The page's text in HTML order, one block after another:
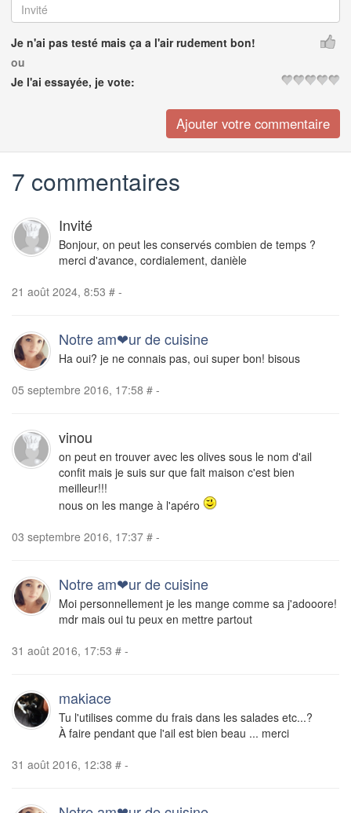
Je n'ai pas testé mais ça a l'air rudement bon!
ou
Je l'ai essayée, je vote:
7 commentaires
Invité
Bonjour, on peut les conservés combien de temps ?
merci d'avance, cordialement, danièle
21 août 2024, 8:53 # -
Notre am❤ur de cuisine
Ha oui? je ne connais pas, oui super bon! bisous
05 septembre 2016, 17:58 # -
vinou
on peut en trouver avec les olives sous le nom d'ail
confit mais je suis sur que fait maison c'est bien
meilleur!!!
nous on les mange à l'apéro
03 septembre 2016, 17:37 # -
Notre am❤ur de cuisine
Moi personnellement je les mange comme sa j'adooore!
mdr mais oui tu peux en mettre partout
31 août 2016, 17:53 # -
makiace
Tu l'utilises comme du frais dans les salades etc...?
À faire pendant que l'ail est bien beau ... merci
31 août 2016, 12:38 # -